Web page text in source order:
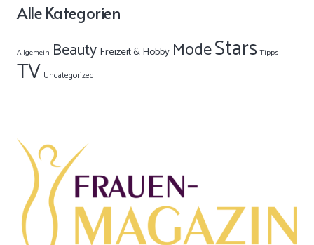
Alle Kategorien
Allgemein Beauty Freizeit & Hobby ModeStars Tipps
TV Uncategorized